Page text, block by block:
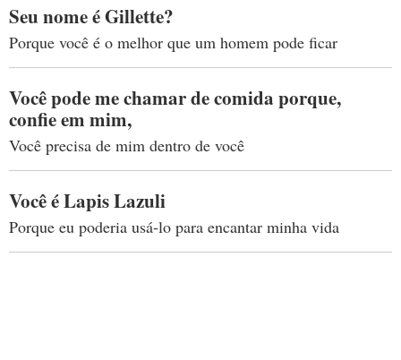
Seu nome é Gillette?
Porque você é o melhor que um homem pode ficar
Você pode me chamar de comida porque,
confie em mim,
Você precisa de mim dentro de você
Você é Lapis Lazuli
Porque eu poderia usá-lo para encantar minha vida